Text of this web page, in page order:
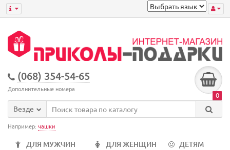
(068) 354-54-65
Дополнительные номера
0
Везде
Например: чашки
ДЛЯ МУЖЧИН ДЛЯ ЖЕНЩИН
ДЕТЯМ